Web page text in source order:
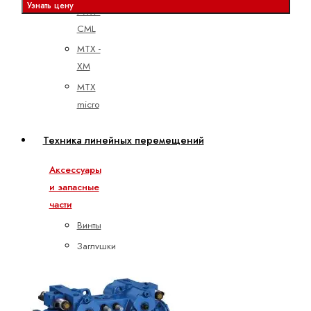
MTX -
CML
MTX -
XM
MTX
micro
Техника линейных перемещений
Аксессуары
и запасные
части
Винты
Заглушки
монтажных
отверстий
Узнать цену